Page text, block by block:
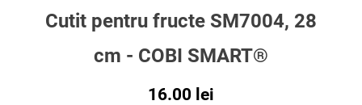
Cutit pentru fructe SM7004, 28
cm - COBI SMART®
16.00 lei